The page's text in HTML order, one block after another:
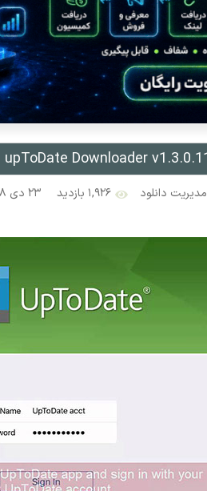
مدیریت دانلود ۱,۹۲۶ بازدید ۲۳ دی ۱۳۹۸